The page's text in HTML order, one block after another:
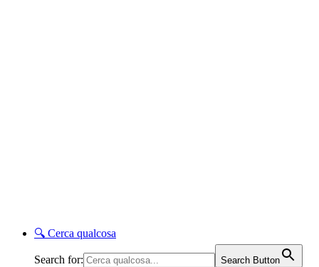
🔍 Cerca qualcosa
Search for: Search Button